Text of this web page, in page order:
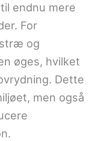
endnu mere
For
og
øges, hvilket
Dette
men også